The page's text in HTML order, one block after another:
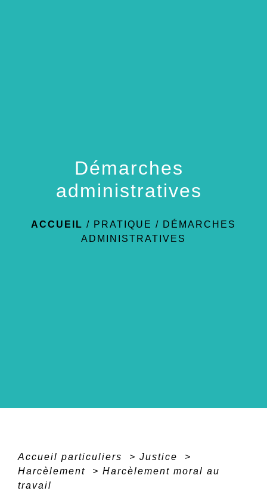
Démarches
administratives
ACCUEIL / PRATIQUE / DÉMARCHES
ADMINISTRATIVES
Accueil particuliers > Justice
>
Harcèlement
> Harcèlement moral au
travail